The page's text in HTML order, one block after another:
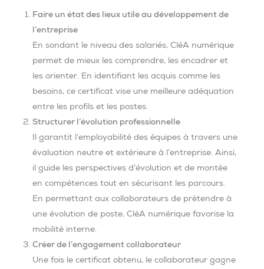
Faire un état des lieux utile au développement de
l’entreprise
En sondant le niveau des salariés, CléA numérique
permet de mieux les comprendre, les encadrer et
les orienter. En identifiant les acquis comme les
besoins, ce certificat vise une meilleure adéquation
entre les profils et les postes.
Structurer l’évolution professionnelle
Il garantit l’employabilité des équipes à travers une
évaluation neutre et extérieure à l’entreprise. Ainsi,
il guide les perspectives d’évolution et de montée
en compétences tout en sécurisant les parcours.
En permettant aux collaborateurs de prétendre à
une évolution de poste, CléA numérique favorise la
mobilité interne.
Créer de l’engagement collaborateur
Une fois le certificat obtenu, le collaborateur gagne